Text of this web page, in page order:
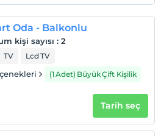
Haritada Göster
Oda - Balkonlu
kişi sayısı : 2
TV Lcd TV
(1 Adet) Büyük Çift Kişilik
Tarih seç